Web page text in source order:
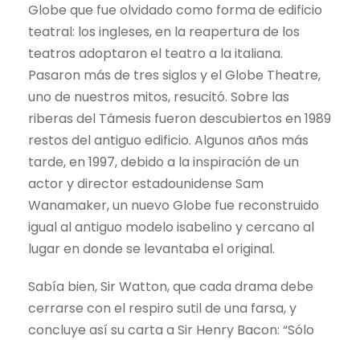
Globe que fue olvidado como forma de edificio
teatral: los ingleses, en la reapertura de los
teatros adoptaron el teatro a la italiana.
Pasaron más de tres siglos y el Globe Theatre,
uno de nuestros mitos, resucitó. Sobre las
riberas del Támesis fueron descubiertos en 1989
restos del antiguo edificio. Algunos años más
tarde, en 1997, debido a la inspiración de un
actor y director estadounidense Sam
Wanamaker, un nuevo Globe fue reconstruido
igual al antiguo modelo isabelino y cercano al
lugar en donde se levantaba el original.
Sabía bien, Sir Watton, que cada drama debe
cerrarse con el respiro sutil de una farsa, y
concluye así su carta a Sir Henry Bacon: “Sólo